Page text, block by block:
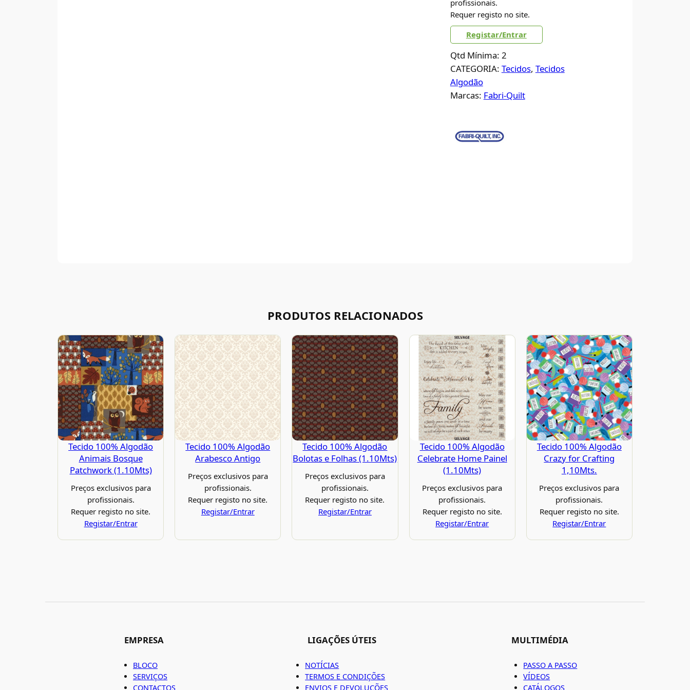
profissionais.
Requer registo no site.
Registar/Entrar
Qtd Mínima: 2
CATEGORIA: Tecidos, Tecidos
Algodão
Marcas: Fabri-Quilt
PRODUTOS RELACIONADOS
Tecido 100% Algodão
Animais Bosque
Patchwork (1.10Mts)
Preços exclusivos para
profissionais.
Requer registo no site.
Registar/Entrar
Tecido 100% Algodão
Arabesco Antigo
Preços exclusivos para
profissionais.
Requer registo no site.
Registar/Entrar
Tecido 100% Algodão
Bolotas e Folhas (1.10Mts)
Preços exclusivos para
profissionais.
Requer registo no site.
Registar/Entrar
Tecido 100% Algodão
Celebrate Home Painel
(1.10Mts)
Preços exclusivos para
profissionais.
Requer registo no site.
Registar/Entrar
Tecido 100% Algodão
Crazy for Crafting
1,10Mts.
Preços exclusivos para
profissionais.
Requer registo no site.
Registar/Entrar
EMPRESA
BLOCO
SERVIÇOS
CONTACTOS
LIGAÇÕES ÚTEIS
NOTÍCIAS
TERMOS E CONDIÇÕES
ENVIOS E DEVOLUÇÕES
MULTIMÉDIA
PASSO A PASSO
VÍDEOS
CATÁLOGOS